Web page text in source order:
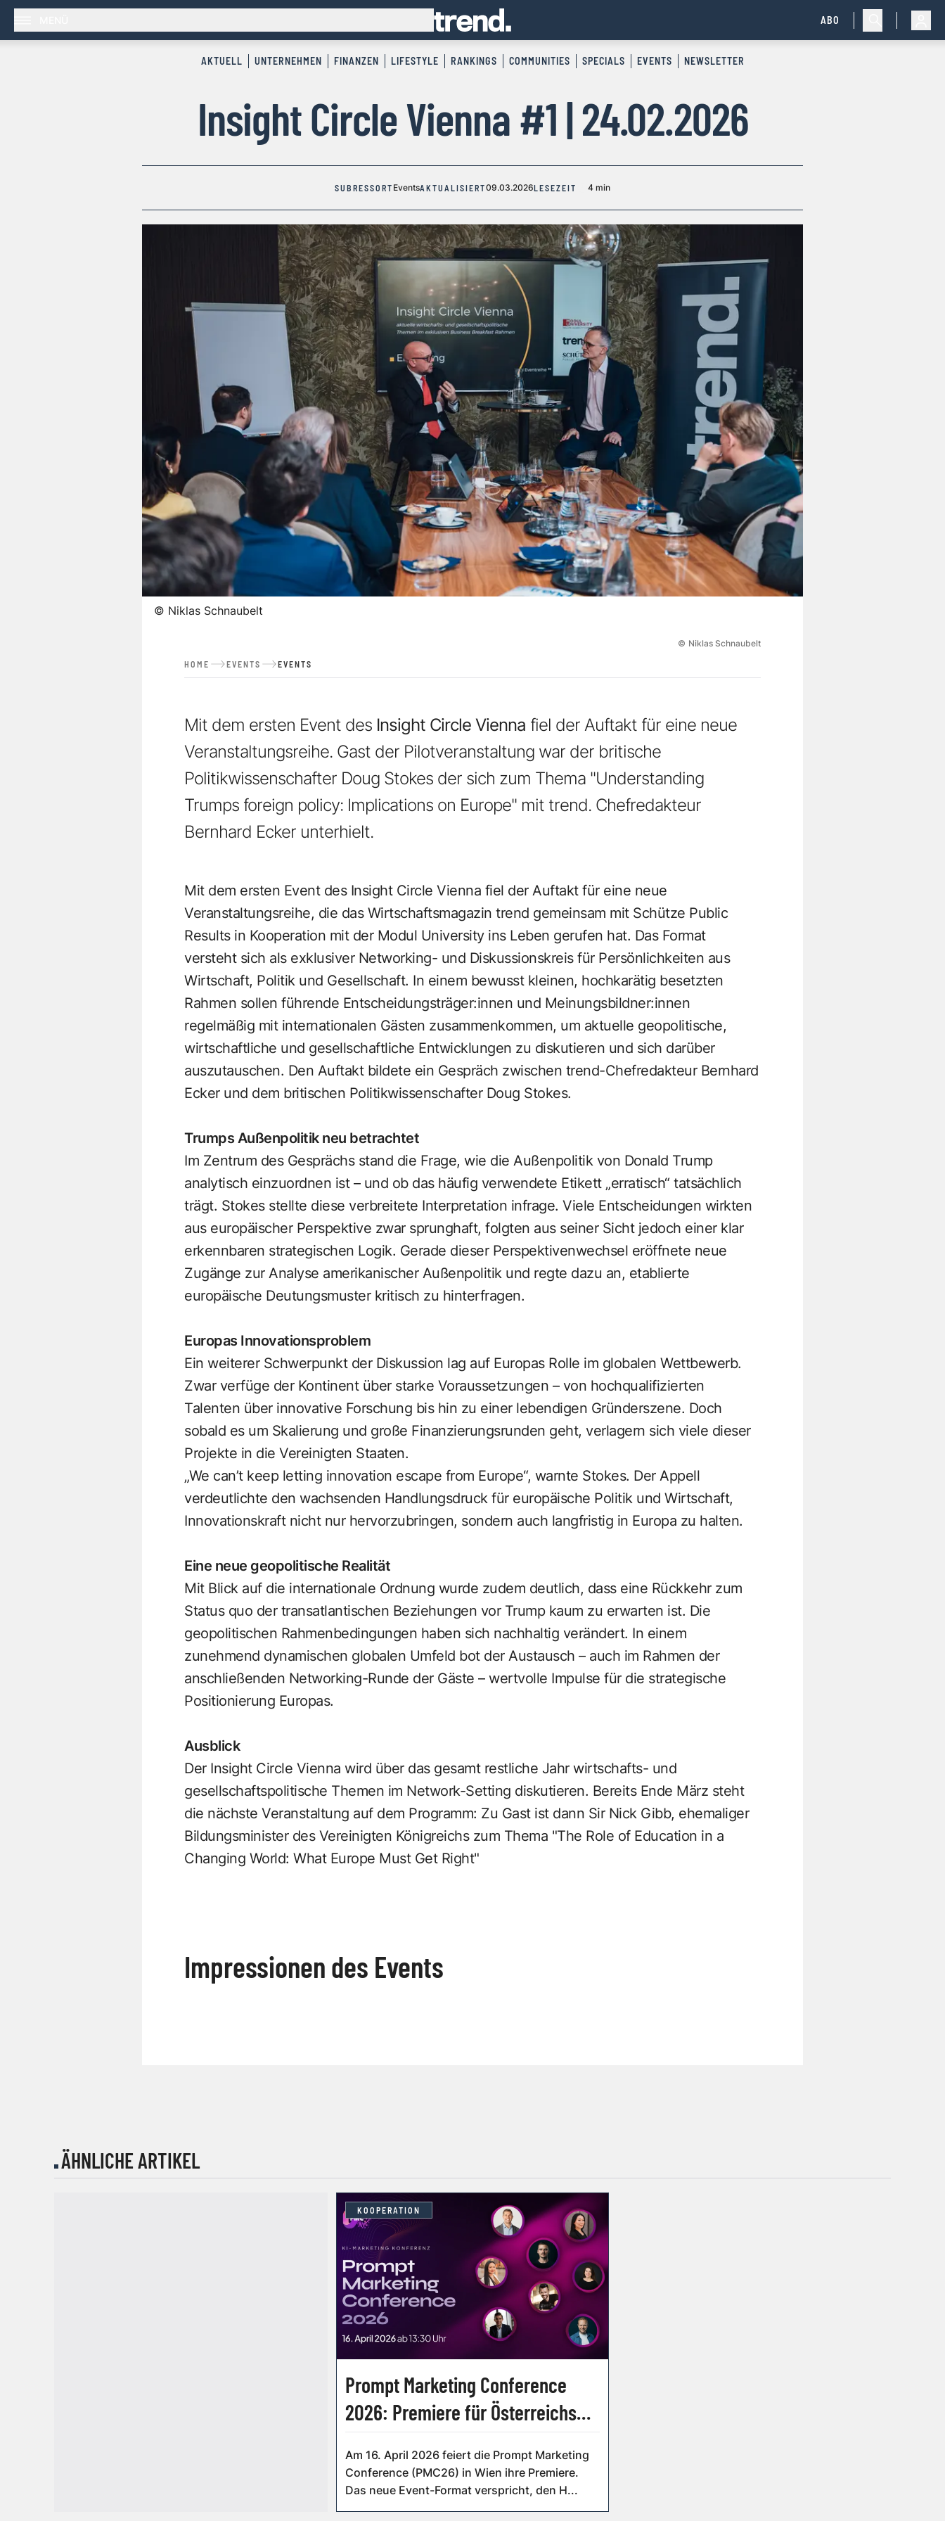
ABO
AKTUELL UNTERNEHMEN FINANZEN LIFESTYLE RANKINGS COMMUNITIES SPECIALS EVENTS NEWSLETTER
Insight Circle Vienna #1 | 24.02.2026
SUBRESSORT EventsAKTUALISIERT09.03.2026LESEZEIT 4 min
© Niklas Schnaubelt
© Niklas Schnaubelt
HOME EVENTS EVENTS
Mit dem ersten Event des Insight Circle Vienna fiel der Auftakt für eine neue
Veranstaltungsreihe. Gast der Pilotveranstaltung war der britische
Politikwissenschafter Doug Stokes der sich zum Thema "Understanding
Trumps foreign policy: Implications on Europe" mit trend. Chefredakteur
Bernhard Ecker unterhielt.
Mit dem ersten Event des Insight Circle Vienna fiel der Auftakt für eine neue
Veranstaltungsreihe, die das Wirtschaftsmagazin trend gemeinsam mit Schütze Public
Results in Kooperation mit der Modul University ins Leben gerufen hat. Das Format
versteht sich als exklusiver Networking- und Diskussionskreis für Persönlichkeiten aus
Wirtschaft, Politik und Gesellschaft. In einem bewusst kleinen, hochkarätig besetzten
Rahmen sollen führende Entscheidungsträger:innen und Meinungsbildner:innen
regelmäßig mit internationalen Gästen zusammenkommen, um aktuelle geopolitische,
wirtschaftliche und gesellschaftliche Entwicklungen zu diskutieren und sich darüber
auszutauschen. Den Auftakt bildete ein Gespräch zwischen trend-Chefredakteur Bernhard
Ecker und dem britischen Politikwissenschafter Doug Stokes.
Trumps Außenpolitik neu betrachtet
Im Zentrum des Gesprächs stand die Frage, wie die Außenpolitik von Donald Trump
analytisch einzuordnen ist – und ob das häufig verwendete Etikett „erratisch“ tatsächlich
trägt. Stokes stellte diese verbreitete Interpretation infrage. Viele Entscheidungen wirkten
aus europäischer Perspektive zwar sprunghaft, folgten aus seiner Sicht jedoch einer klar
erkennbaren strategischen Logik. Gerade dieser Perspektivenwechsel eröffnete neue
Zugänge zur Analyse amerikanischer Außenpolitik und regte dazu an, etablierte
europäische Deutungsmuster kritisch zu hinterfragen.
Europas Innovationsproblem
Ein weiterer Schwerpunkt der Diskussion lag auf Europas Rolle im globalen Wettbewerb.
Zwar verfüge der Kontinent über starke Voraussetzungen – von hochqualifizierten
Talenten über innovative Forschung bis hin zu einer lebendigen Gründerszene. Doch
sobald es um Skalierung und große Finanzierungsrunden geht, verlagern sich viele dieser
Projekte in die Vereinigten Staaten.
„We can’t keep letting innovation escape from Europe“, warnte Stokes. Der Appell
verdeutlichte den wachsenden Handlungsdruck für europäische Politik und Wirtschaft,
Innovationskraft nicht nur hervorzubringen, sondern auch langfristig in Europa zu halten.
Eine neue geopolitische Realität
Mit Blick auf die internationale Ordnung wurde zudem deutlich, dass eine Rückkehr zum
Status quo der transatlantischen Beziehungen vor Trump kaum zu erwarten ist. Die
geopolitischen Rahmenbedingungen haben sich nachhaltig verändert. In einem
zunehmend dynamischen globalen Umfeld bot der Austausch – auch im Rahmen der
anschließenden Networking-Runde der Gäste – wertvolle Impulse für die strategische
Positionierung Europas.
Ausblick
Der Insight Circle Vienna wird über das gesamt restliche Jahr wirtschafts- und
gesellschaftspolitische Themen im Network-Setting diskutieren. Bereits Ende März steht
die nächste Veranstaltung auf dem Programm: Zu Gast ist dann Sir Nick Gibb, ehemaliger
Bildungsminister des Vereinigten Königreichs zum Thema "The Role of Education in a
Changing World: What Europe Must Get Right"
Impressionen des Events
ÄHNLICHE ARTIKEL
KOOPERATION
Prompt Marketing Conference
2026: Premiere für Österreichs
Am 16. April 2026 feiert die Prompt Marketing
Conference (PMC26) in Wien ihre Premiere.
Das neue Event-Format verspricht, den H...